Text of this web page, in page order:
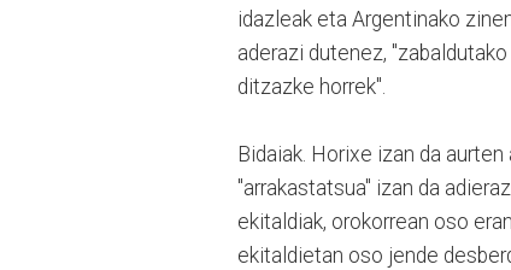
idazleak eta Argentinako
aderazi dutenez,
ditzazke horrek".
Bidaiak. Horixe izan da
"arrakastatsua" izan da
ekitaldiak, orokorrean oso
ekitaldietan oso jende